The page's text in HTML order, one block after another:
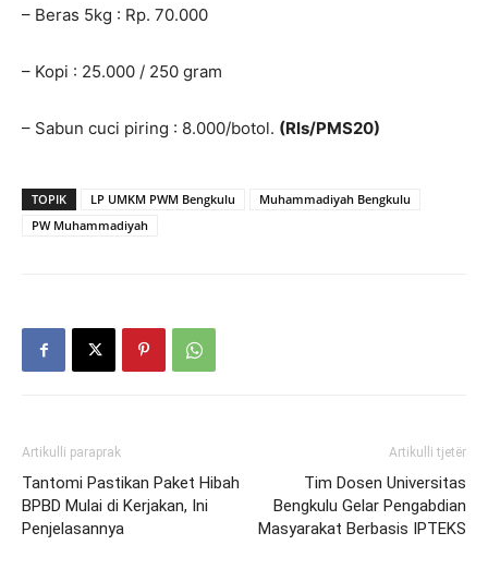
– Beras 5kg : Rp. 70.000
– Kopi : 25.000 / 250 gram
– Sabun cuci piring : 8.000/botol. (Rls/PMS20)
TOPIK LP UMKM PWM Bengkulu
Muhammadiyah Bengkulu
PW Muhammadiyah
Artikulli paraprak
Tantomi Pastikan Paket Hibah
BPBD Mulai di Kerjakan, Ini
Penjelasannya
Artikulli tjetër
Tim Dosen Universitas
Bengkulu Gelar Pengabdian
Masyarakat Berbasis IPTEKS